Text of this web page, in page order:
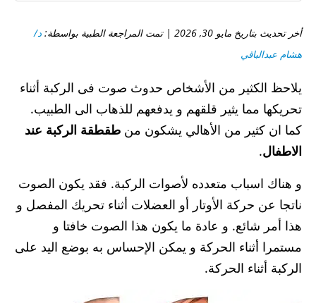
أخر تحديث بتاريخ مايو 30, 2026 | تمت المراجعة الطبية بواسطة:
د/
هشام عبدالباقي
يلاحظ الكثير من الأشخاص حدوث صوت فى الركبة أثناء
تحريكها مما يثير قلقهم و يدفعهم للذهاب الى الطبيب.
كما ان كثير من الأهالي يشكون من طقطقة الركبة عند
الاطفال.
و هناك اسباب متعدده لأصوات الركبة. فقد يكون الصوت
ناتجا عن حركة الأوتار أو العضلات أثناء تحريك المفصل و
هذا أمر شائع. و عادة ما يكون هذا الصوت خافتا و
مستمرا أثناء الحركة و يمكن الإحساس به بوضع اليد على
الركبة أثناء الحركة.